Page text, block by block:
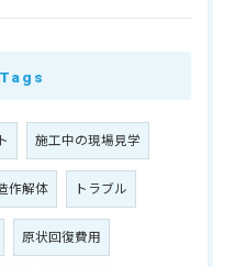
Tags
施工中の現場見学
作解体 トラブル
原状回復費用